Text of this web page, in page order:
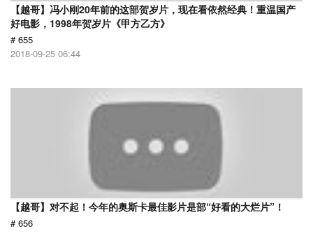
【越哥】冯小刚20年前的这部贺岁片，现在看依然经典！重温国产
好电影，1998年贺岁片《甲方乙方》
# 655
2018-09-25 06:44
【越哥】对不起！今年的奥斯卡最佳影片是部“好看的大烂片”！
# 656